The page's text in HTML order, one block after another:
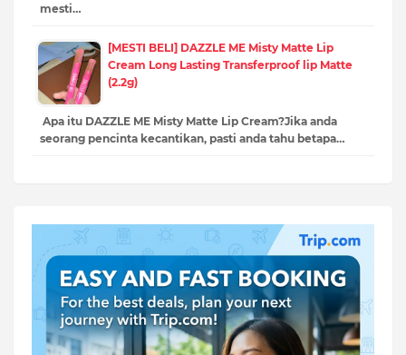
mesti…
[MESTI BELI] DAZZLE ME Misty Matte Lip
Cream Long Lasting Transferproof lip Matte
(2.2g)
Apa itu DAZZLE ME Misty Matte Lip Cream?Jika anda
seorang pencinta kecantikan, pasti anda tahu betapa…